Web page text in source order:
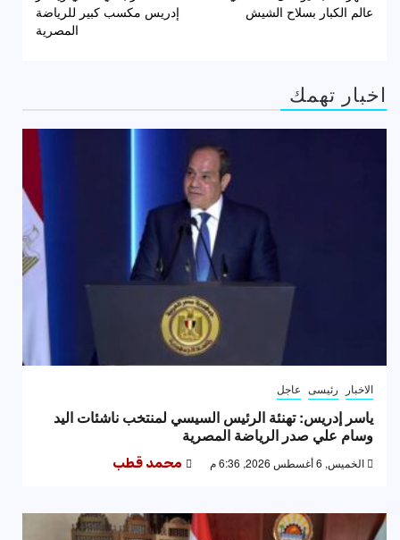
إدريس مكسب كبير للرياضة
المصرية
عالم الكبار بسلاح الشيش
اخبار تهمك
الاخبار رئيسى عاجل
ياسر إدريس: تهنئة الرئيس السيسي لمنتخب ناشئات اليد
وسام علي صدر الرياضة المصرية
الخميس, 6 أغسطس 2026, 6:36 م محمد قطب